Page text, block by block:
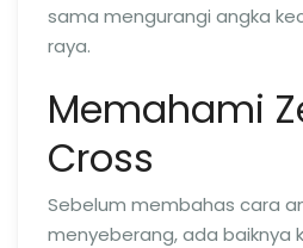
sama mengurangi angka
raya.
Memahami
Cross
Sebelum membahas cara
menyeberang, ada baiknya